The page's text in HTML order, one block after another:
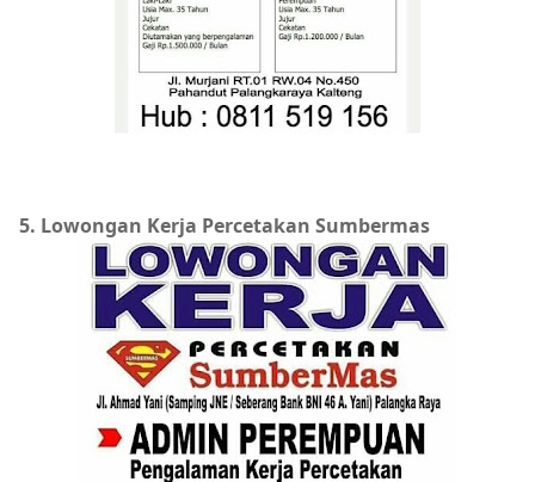
5. Lowongan Kerja Percetakan Sumbermas